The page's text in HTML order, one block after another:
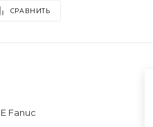
СРАВНИТЬ
Fanuc